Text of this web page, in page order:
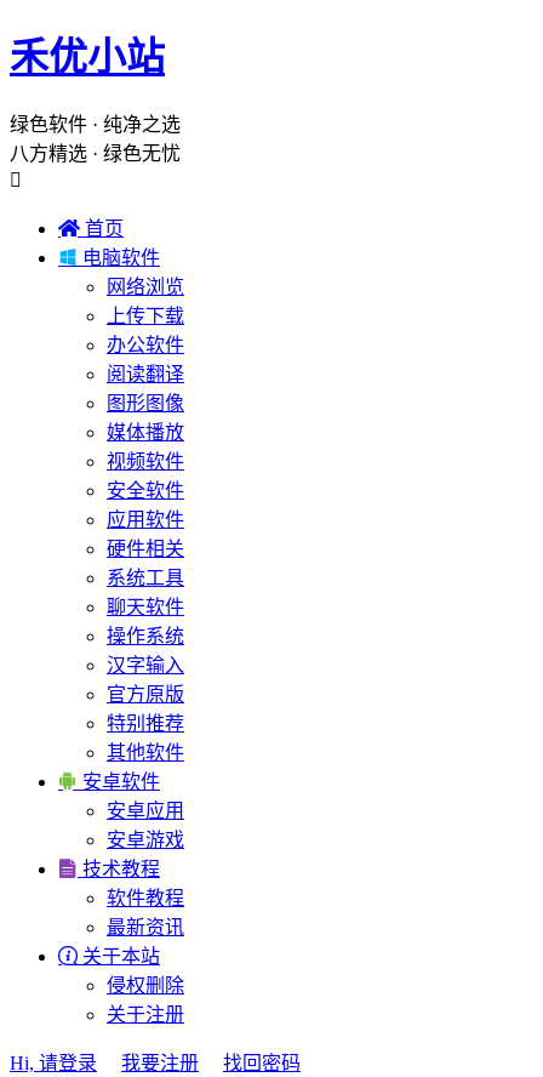
禾优小站
绿色软件 · 纯净之选
八方精选 · 绿色无忧

 首页
 电脑软件
网络浏览
上传下载
办公软件
阅读翻译
图形图像
媒体播放
视频软件
安全软件
应用软件
硬件相关
系统工具
聊天软件
操作系统
汉字输入
官方原版
特别推荐
其他软件
 安卓软件
安卓应用
安卓游戏
 技术教程
软件教程
最新资讯
 关于本站
侵权删除
关于注册
Hi, 请登录 我要注册
找回密码